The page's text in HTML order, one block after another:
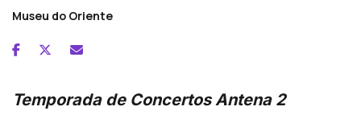
Museu do Oriente
Temporada de Concertos Antena 2